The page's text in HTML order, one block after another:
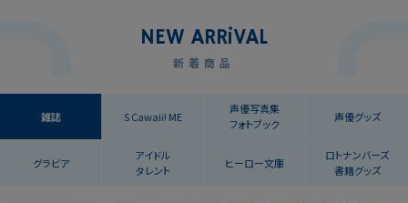
NEW ARRiVAL
新着商品
雑誌 S Cawaii! ME
声優写真集
フォトブック
声優グッズ
グラビア
アイドル
タレント
ヒーロー文庫
ロトナンバーズ
書籍グッズ